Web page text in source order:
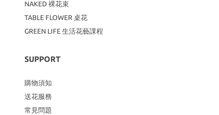
NAKED 裸花束
TABLE FLOWER 桌花
GREEN LIFE 生活花藝課程
SUPPORT
購物須知
送花服務
常見問題